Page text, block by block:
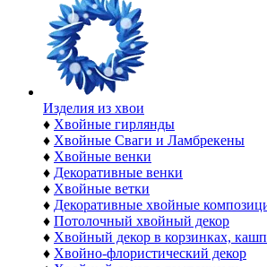
Изделия из хвои
♦ Хвойные гирлянды
♦ Хвойные Сваги и Ламбрекены
♦ Хвойные венки
♦ Декоративные венки
♦ Хвойные ветки
♦ Декоративные хвойные
♦ Потолочный хвойный декор
♦ Хвойный декор в корзинках,
♦ Хвойно-флористический декор